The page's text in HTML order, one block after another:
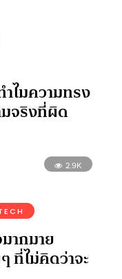
ำไมความทรง
มจริงที่ผิด
2.9K
ากมาย
ที่ไม่คิดว่าจะ